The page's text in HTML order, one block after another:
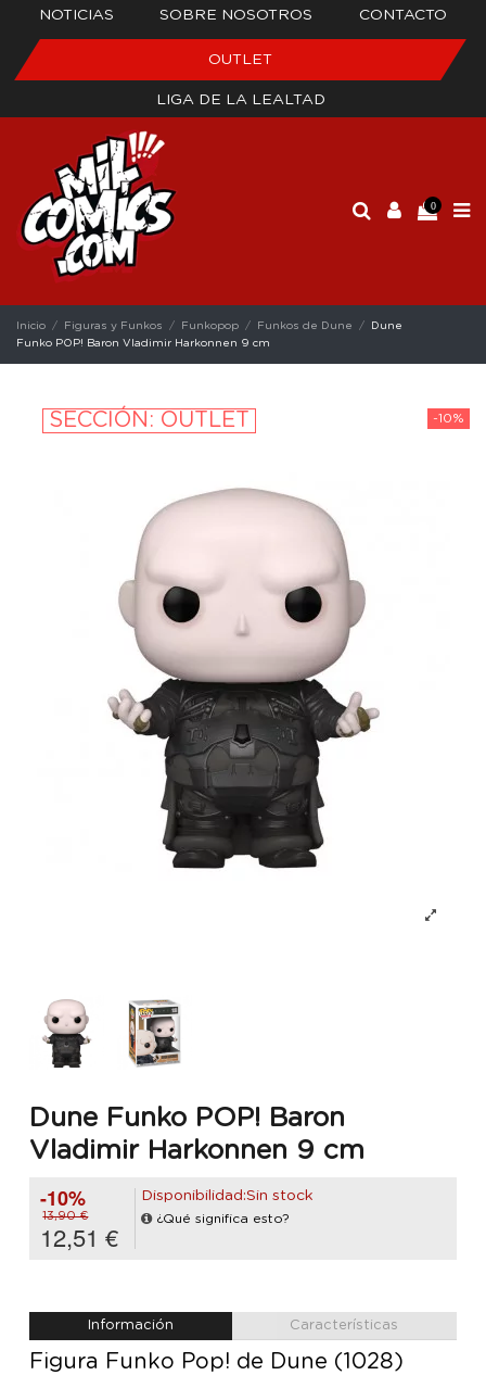
NOTICIAS SOBRE NOSOTROS CONTACTO
OUTLET
LIGA DE LA LEALTAD
0
Inicio Figuras y Funkos Funkopop Funkos de Dune
Dune
Funko POP! Baron Vladimir Harkonnen 9 cm
-10%
SECCIÓN: OUTLET
Dune Funko POP! Baron
Vladimir Harkonnen 9 cm
-10%
13,90 €
12,51 €
Disponibilidad:Sin stock
¿Qué significa esto?
Información Características
Figura Funko Pop! de Dune (1028)